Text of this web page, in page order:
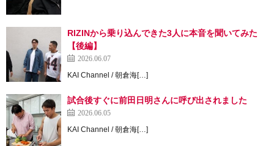
RIZINから乗り込んできた3人に本音を聞いてみた
【後編】
2026.06.07
KAI Channel / 朝倉海[…]
試合後すぐに前田日明さんに呼び出されました
2026.06.05
KAI Channel / 朝倉海[…]